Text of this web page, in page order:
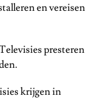
en vereisen
presteren
krijgen in